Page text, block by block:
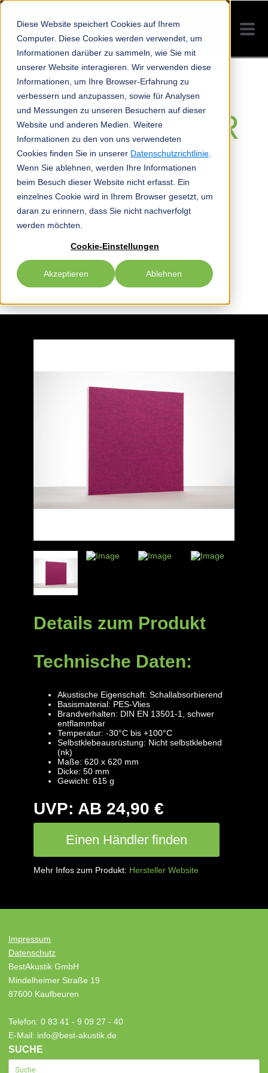
Diese Website speichert Cookies auf Ihrem
Computer. Diese Cookies werden verwendet, um
Informationen darüber zu sammeln, wie Sie mit
unserer Website interagieren. Wir verwenden diese
Informationen, um Ihre Browser-Erfahrung zu
verbessern und anzupassen, sowie für Analysen
und Messungen zu unseren Besuchern auf dieser
Website und anderen Medien. Weitere
Informationen zu den von uns verwendeten
Cookies finden Sie in unserer Datenschutzrichtlinie
Wenn Sie ablehnen, werden Ihre Informationen
beim Besuch dieser Website nicht erfasst. Ein
einzelnes Cookie wird in Ihrem Browser gesetzt, um
daran zu erinnern, dass Sie nicht nachverfolgt
werden möchten.
Cookie-Einstellungen
Akzeptieren Ablehnen
SONI COLOR
RD PINK
Details zum Produkt
Technische Daten:
Akustische Eigenschaft: Schallabsorbierend
Basismaterial: PES-Vlies
Brandverhalten: DIN EN 13501-1, schwer
entflammbar
Temperatur: -30°C bis +100°C
Selbstklebeausrüstung: Nicht selbstklebend
(nk)
Maße: 620 x 620 mm
Dicke: 50 mm
Gewicht: 615 g
UVP: AB 24,90 €
Einen Händler finden
Mehr Infos zum Produkt: Hersteller Website
Impressum
Datenschutz
BestAkustik GmbH
Mindelheimer Straße 19
87600 Kaufbeuren
Telefon: 0 83 41 - 9 09 27 - 40
E-Mail: info@best-akustik.de
SUCHE